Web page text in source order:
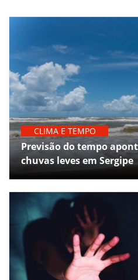
CLIMA E TEMPO
Previsão do tempo
chuvas leves em Sergipe